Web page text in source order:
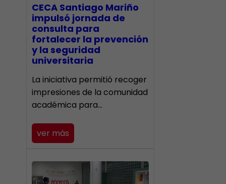
CECA Santiago Mariño
impulsó jornada de
consulta para
fortalecer la prevención
y la seguridad
universitaria
La iniciativa permitió recoger
impresiones de la comunidad
académica para…
ver más